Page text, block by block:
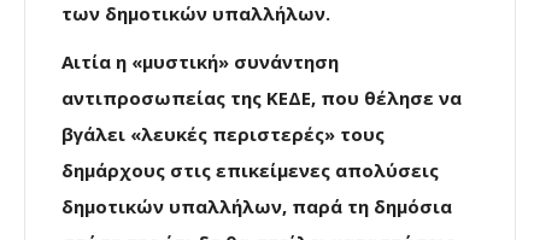
των δημοτικών υπαλλήλων.
Αιτία η «μυστική» συνάντηση
αντιπροσωπείας της ΚΕΔΕ, που θέλησε να
βγάλει «λευκές περιστερές» τους
δημάρχους στις επικείμενες απολύσεις
δημοτικών υπαλλήλων, παρά τη δημόσια